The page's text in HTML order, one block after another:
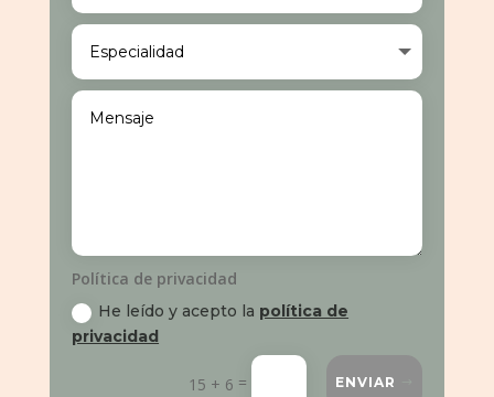
Política de privacidad
He leído y acepto la política de
privacidad
15 + 6 = ENVIAR